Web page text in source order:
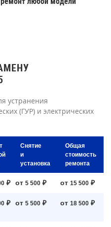
устранения
(ГУР) и электрических
Снятие
и
установка
Общая
стоимость
ремонта
₽ от 5 500 ₽ от 15 500 ₽
₽ от 5 500 ₽ от 18 500 ₽